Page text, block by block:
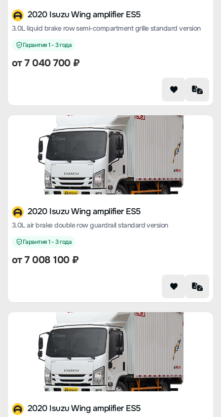
2020 Isuzu Wing amplifier ES5
3.0L liquid brake row semi-compartment grille standard version
Гарантия 1 - 3 года
от 7 040 700 ₽
2020 Isuzu Wing amplifier ES5
3.0L air brake double row guardrail standard version
Гарантия 1 - 3 года
от 7 008 100 ₽
2020 Isuzu Wing amplifier ES5